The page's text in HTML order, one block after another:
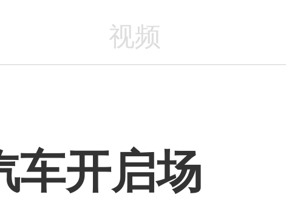
视频
车开启场